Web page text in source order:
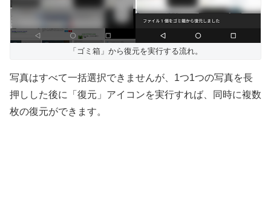
「ゴミ箱」から復元を実行する流れ。
写真はすべて一括選択できませんが、1つ1つの写真を長
押しした後に「復元」アイコンを実行すれば、同時に複数
枚の復元ができます。